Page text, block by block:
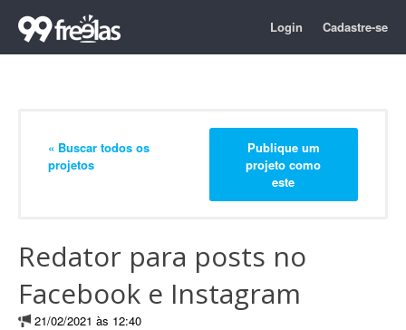
Login Cadastre-se
« Buscar todos os
projetos
Publique um
projeto como
este
Redator para posts no
Facebook e Instagram
21/02/2021 às 12:40